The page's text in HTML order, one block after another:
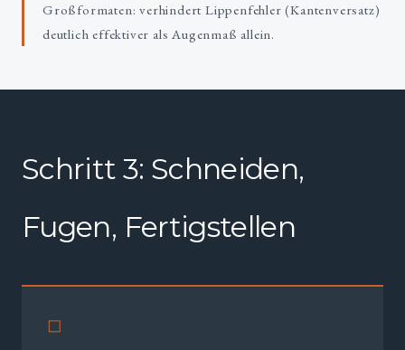
Großformaten: verhindert Lippenfehler (Kantenversatz)
deutlich effektiver als Augenmaß allein.
Schritt 3: Schneiden,
Fugen, Fertigstellen
◻